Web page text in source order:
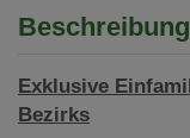
Beschreibung
Exklusive
Bezirks